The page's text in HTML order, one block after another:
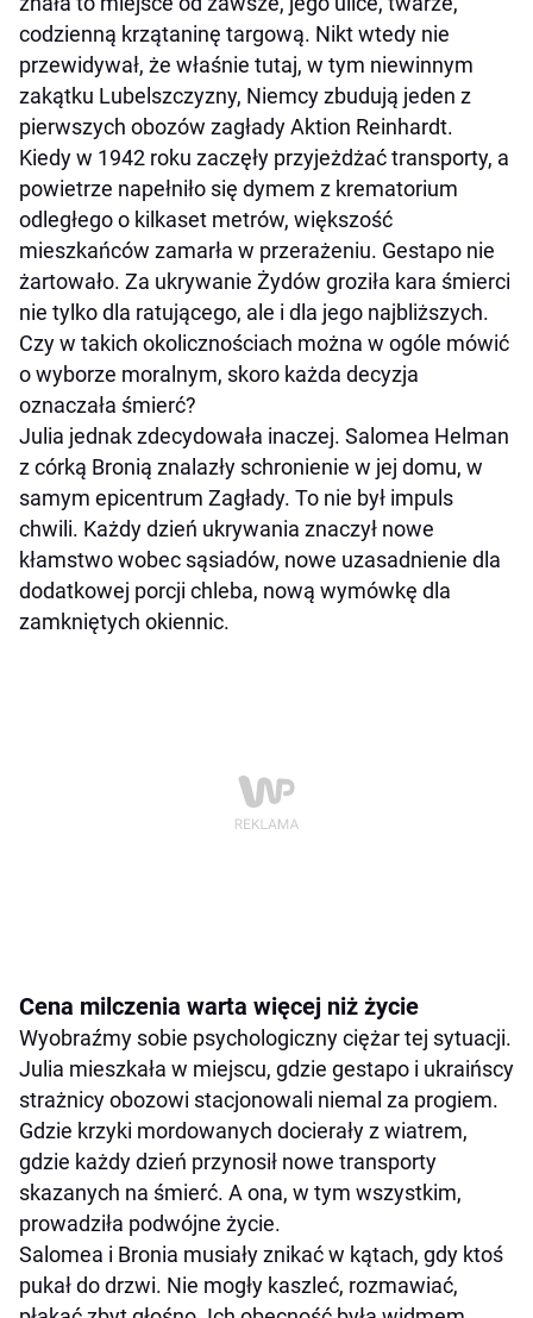
codzienną krzątaninę targową. Nikt wtedy nie
przewidywał, że właśnie tutaj, w tym niewinnym
zakątku Lubelszczyzny, Niemcy zbudują jeden z
pierwszych obozów zagłady Aktion Reinhardt.
Kiedy w 1942 roku zaczęły przyjeżdżać transporty, a
powietrze napełniło się dymem z krematorium
odległego o kilkaset metrów, większość
mieszkańców zamarła w przerażeniu. Gestapo nie
żartowało. Za ukrywanie Żydów groziła kara śmierci
nie tylko dla ratującego, ale i dla jego najbliższych.
Czy w takich okolicznościach można w ogóle mówić
o wyborze moralnym, skoro każda decyzja
oznaczała śmierć?
Julia jednak zdecydowała inaczej. Salomea Helman
z córką Bronią znalazły schronienie w jej domu, w
samym epicentrum Zagłady. To nie był impuls
chwili. Każdy dzień ukrywania znaczył nowe
kłamstwo wobec sąsiadów, nowe uzasadnienie dla
dodatkowej porcji chleba, nową wymówkę dla
zamkniętych okiennic.
Cena milczenia warta więcej niż życie
Wyobraźmy sobie psychologiczny ciężar tej sytuacji.
Julia mieszkała w miejscu, gdzie gestapo i ukraińscy
strażnicy obozowi stacjonowali niemal za progiem.
Gdzie krzyki mordowanych docierały z wiatrem,
gdzie każdy dzień przynosił nowe transporty
skazanych na śmierć. A ona, w tym wszystkim,
prowadziła podwójne życie.
Salomea i Bronia musiały znikać w kątach, gdy ktoś
pukał do drzwi. Nie mogły kaszleć, rozmawiać,